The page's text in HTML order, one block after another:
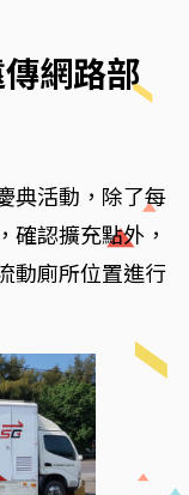
網路部
典活動，除了每
確認擴充點外，
動廁所位置進行